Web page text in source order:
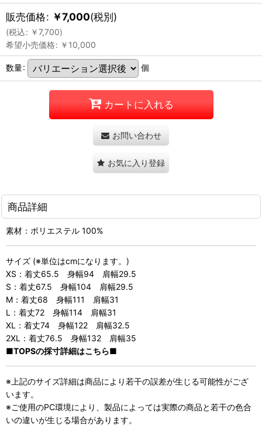
販売価格: ￥7,000(税別)
(税込: ￥7,700)
希望小売価格: ￥ 10,000
数量: 個
カートに入れる
お問い合わせ
お気に入り登録
商品詳細
素材：ポリエステル 100%
サイズ (※単位はcmになります。)
XS：着丈65.5 身幅94 肩幅29.5
S：着丈67.5 身幅104 肩幅29.5
M：着丈68 身幅111 肩幅31
L：着丈72 身幅114 肩幅31
XL：着丈74 身幅122 肩幅32.5
2XL：着丈76.5 身幅132 肩幅35
■TOPSの採寸詳細はこちら■
※上記のサイズ詳細は商品により若干の誤差が生じる可能性がござ
います。
※ご使用のPC環境により、製品によっては実際の商品と若干の色合
いの違いが生じる場合があります。